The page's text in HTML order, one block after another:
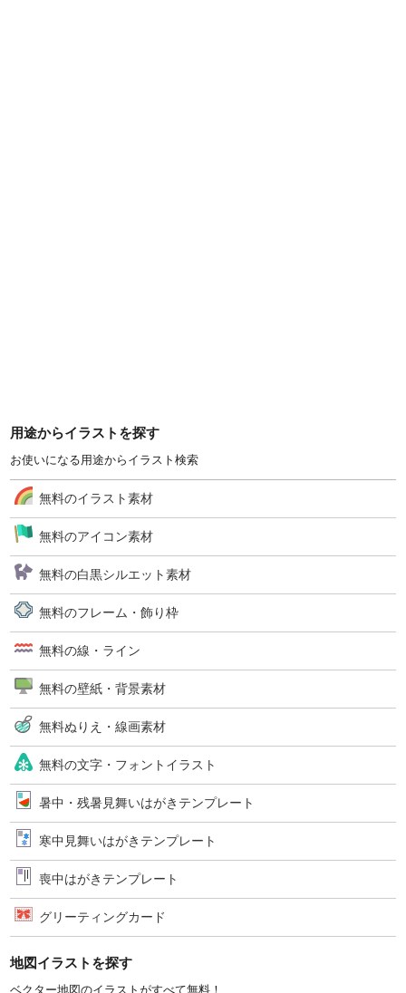
用途からイラストを探す
お使いになる用途からイラスト検索
無料のイラスト素材
無料のアイコン素材
無料の白黒シルエット素材
無料のフレーム・飾り枠
無料の線・ライン
無料の壁紙・背景素材
無料ぬりえ・線画素材
無料の文字・フォントイラスト
暑中・残暑見舞いはがきテンプレート
寒中見舞いはがきテンプレート
喪中はがきテンプレート
グリーティングカード
地図イラストを探す
ベクター地図のイラストがすべて無料！